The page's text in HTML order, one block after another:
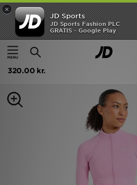
×
JD Sports
JD Sports Fashion PLC
GRATIS - Google Play
Hjem
Damer Dametøj Fitness Tøj
AYBL Enhance Full Zip Seamless Top
320.00 kr.
Hjem
UDSALG
Damer